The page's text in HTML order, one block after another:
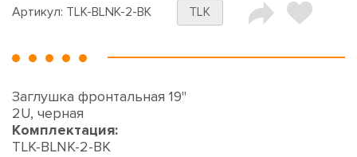
Артикул: TLK-BLNK-2-BK TLK
Заглушка фронтальная 19"
2U, черная
Комплектация:
TLK-BLNK-2-BK